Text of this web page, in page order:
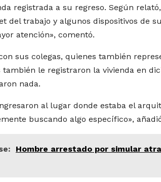
registrada a su regreso. Según
del trabajo y algunos dispositivos de
atención», comentó.
sus colegas, quienes también
le registraron la vivienda en
nada.
al lugar donde estaba el
buscando algo específico»,
Hombre arrestado por simular